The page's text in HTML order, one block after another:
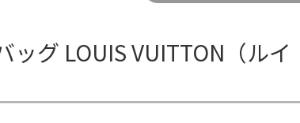
グ LOUIS VUITTON（ルイ